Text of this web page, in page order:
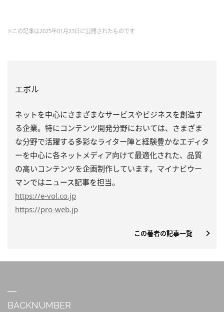
※この記事は2025年01月23日に公開されたものです
エボル
ネットを中心にさまざまなサービスやビジネスを創造す
る企業。特にコンテンツ開発分野においては、さまざま
な分野で活躍する多彩なライター陣と経験豊かなエディタ
ーを中心に各ネットメディア向けて最適化された、品質
の高いコンテンツを企画制作しています。マイナビウー
マンではニュース記事を担当。
https://e-vol.co.jp
https://pro-web.jp
この著者の記事一覧
BACKNUMBER